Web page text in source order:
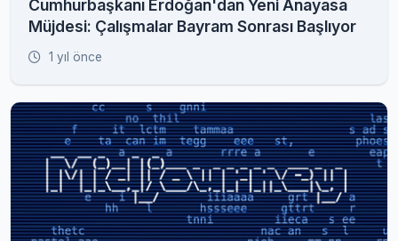
Cumhurbaşkanı Erdoğan'dan Yeni Anayasa
Müjdesi: Çalışmalar Bayram Sonrası Başlıyor
1 yıl önce